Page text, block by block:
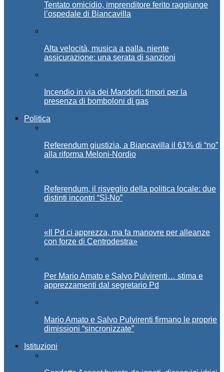
Tentato omicidio, imprenditore ferito raggiunge
l’ospedale di Biancavilla
Alta velocità, musica a palla, niente
assicurazione: una serata di sanzioni
Incendio in via dei Mandorli: timori per la
presenza di bomboloni di gas
Politica
Referendum giustizia, a Biancavilla il 61% di “no”
alla riforma Meloni-Nordio
Referendum, il risveglio della politica locale: due
distinti incontri “Sì-No”
«Il Pd ci apprezza, ma fa manovre per alleanze
con forze di Centrodestra»
Per Mario Amato e Salvo Pulvirenti… stima e
apprezzamenti dal segretario Pd
Mario Amato e Salvo Pulvirenti firmano le proprie
dimissioni “sincronizzate”
Istituzioni